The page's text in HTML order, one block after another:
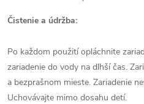
Čistenie a údržba:
Po každom použití opláchnite
zariadenie do vody na dlhší čas.
a bezprašnom mieste. Zariadenie
Uchovávajte mimo dosahu detí.